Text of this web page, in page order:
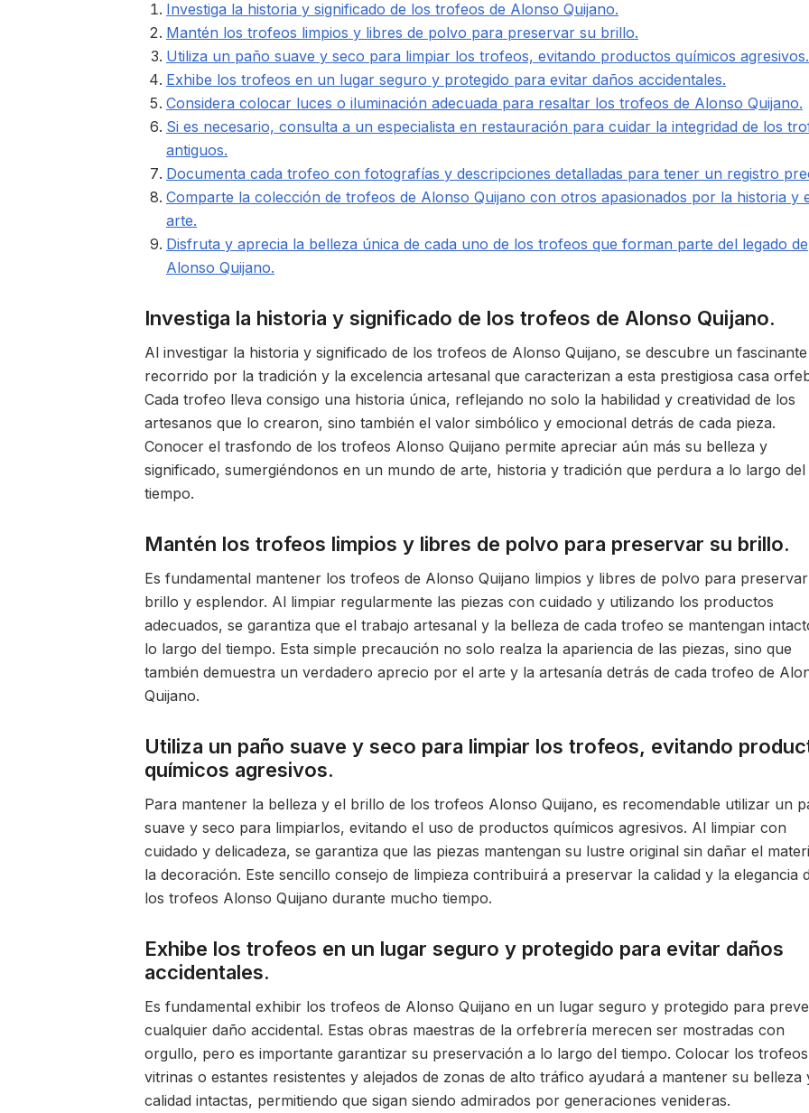
Investiga la historia y significado de los trofeos de Alonso Quijano.
Mantén los trofeos limpios y libres de polvo para preservar su brillo.
Utiliza un paño suave y seco para limpiar los trofeos, evitando productos químicos agresivos.
Exhibe los trofeos en un lugar seguro y protegido para evitar daños accidentales.
Considera colocar luces o iluminación adecuada para resaltar los trofeos de Alonso Quijano.
Si es necesario, consulta a un especialista en restauración para cuidar la integridad de los
antiguos.
Documenta cada trofeo con fotografías y descripciones detalladas para tener un registro
Comparte la colección de trofeos de Alonso Quijano con otros apasionados por la historia y
arte.
Disfruta y aprecia la belleza única de cada uno de los trofeos que forman parte del legado de
Alonso Quijano.
Investiga la historia y significado de los trofeos de Alonso Quijano.
Al investigar la historia y significado de los trofeos de Alonso Quijano, se descubre un fascinante
recorrido por la tradición y la excelencia artesanal que caracterizan a esta prestigiosa casa
Cada trofeo lleva consigo una historia única, reflejando no solo la habilidad y creatividad de los
artesanos que lo crearon, sino también el valor simbólico y emocional detrás de cada pieza.
Conocer el trasfondo de los trofeos Alonso Quijano permite apreciar aún más su belleza y
significado, sumergiéndonos en un mundo de arte, historia y tradición que perdura a lo largo del
tiempo.
Mantén los trofeos limpios y libres de polvo para preservar su brillo.
Es fundamental mantener los trofeos de Alonso Quijano limpios y libres de polvo para
brillo y esplendor. Al limpiar regularmente las piezas con cuidado y utilizando los productos
adecuados, se garantiza que el trabajo artesanal y la belleza de cada trofeo se mantengan
lo largo del tiempo. Esta simple precaución no solo realza la apariencia de las piezas, sino que
también demuestra un verdadero aprecio por el arte y la artesanía detrás de cada trofeo de
Quijano.
Utiliza un paño suave y seco para limpiar los trofeos, evitando
químicos agresivos.
Para mantener la belleza y el brillo de los trofeos Alonso Quijano, es recomendable utilizar un
suave y seco para limpiarlos, evitando el uso de productos químicos agresivos. Al limpiar con
cuidado y delicadeza, se garantiza que las piezas mantengan su lustre original sin dañar el
la decoración. Este sencillo consejo de limpieza contribuirá a preservar la calidad y la elegancia
los trofeos Alonso Quijano durante mucho tiempo.
Exhibe los trofeos en un lugar seguro y protegido para evitar daños
accidentales.
Es fundamental exhibir los trofeos de Alonso Quijano en un lugar seguro y protegido para
cualquier daño accidental. Estas obras maestras de la orfebrería merecen ser mostradas con
orgullo, pero es importante garantizar su preservación a lo largo del tiempo. Colocar los
vitrinas o estantes resistentes y alejados de zonas de alto tráfico ayudará a mantener su belleza
calidad intactas, permitiendo que sigan siendo admirados por generaciones venideras.